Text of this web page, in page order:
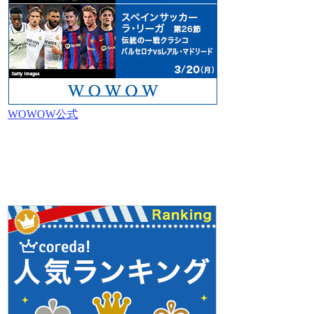
WOWOW公式